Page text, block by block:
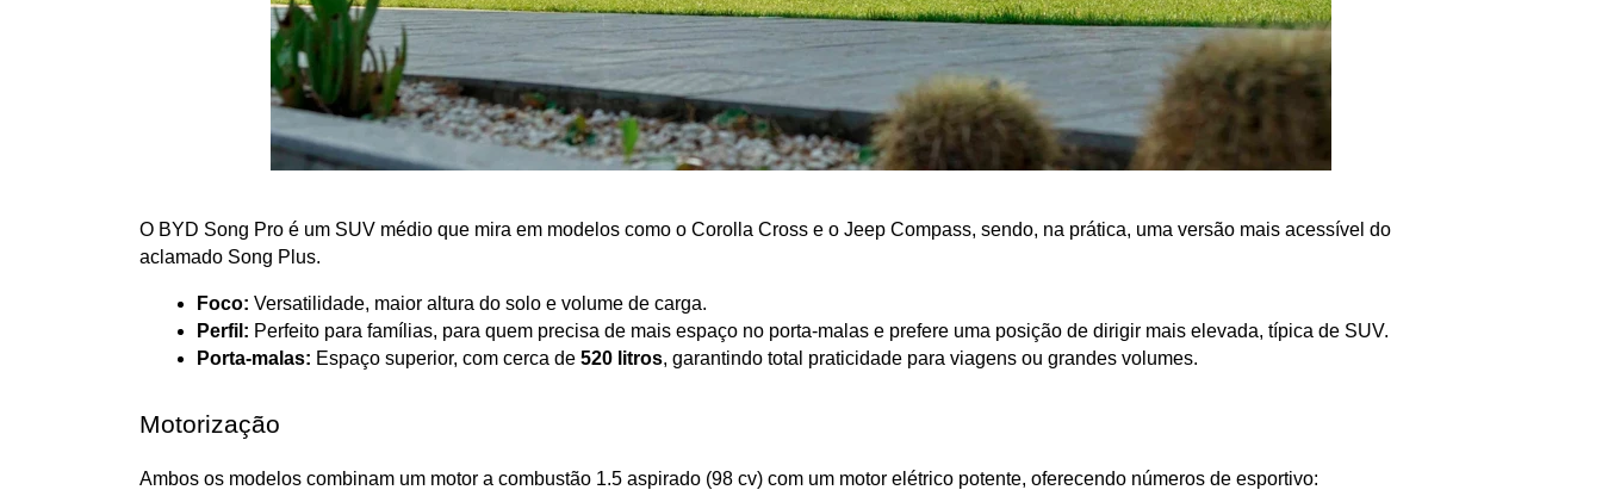
O BYD Song Pro é um SUV médio que mira em modelos como o Corolla Cross e o Jeep Compass, sendo, na prática, uma versão mais acessível do
aclamado Song Plus.
Foco: Versatilidade, maior altura do solo e volume de carga.
Perfil: Perfeito para famílias, para quem precisa de mais espaço no porta-malas e prefere uma posição de dirigir mais elevada, típica de SUV.
Porta-malas: Espaço superior, com cerca de 520 litros, garantindo total praticidade para viagens ou grandes volumes.
Motorização
Ambos os modelos combinam um motor a combustão 1.5 aspirado (98 cv) com um motor elétrico potente, oferecendo números de esportivo: